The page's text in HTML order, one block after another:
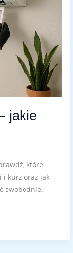
jakie
które
i kurz oraz jak
swobodnie.